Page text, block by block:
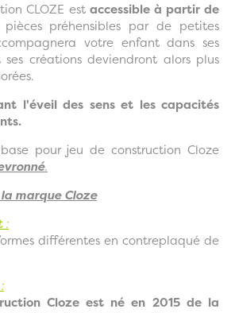
CLOZE est accessible à partir de
préhensibles par de petites
votre enfant dans ses
créations deviendront alors plus
l'éveil des sens et les capacités
pour jeu de construction Cloze
.
marque Cloze
:
différentes en contreplaqué de
Cloze est né en 2015 de la